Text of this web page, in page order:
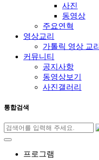
사진
동영상
주요연혁
영상교리
가톨릭 영상 교리
커뮤니티
공지사항
동영상보기
사진갤러리
통합검색
프로그램